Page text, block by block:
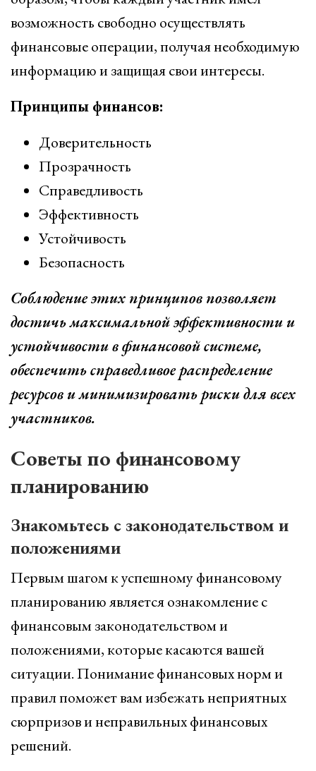
возможность свободно осуществлять
финансовые операции, получая необходимую
информацию и защищая свои интересы.
Принципы финансов:
Доверительность
Прозрачность
Справедливость
Эффективность
Устойчивость
Безопасность
Соблюдение этих принципов позволяет
достичь максимальной эффективности и
устойчивости в финансовой системе,
обеспечить справедливое распределение
ресурсов и минимизировать риски для всех
участников.
Советы по финансовому
планированию
Знакомьтесь с законодательством и
положениями
Первым шагом к успешному финансовому
планированию является ознакомление с
финансовым законодательством и
положениями, которые касаются вашей
ситуации. Понимание финансовых норм и
правил поможет вам избежать неприятных
сюрпризов и неправильных финансовых
решений.